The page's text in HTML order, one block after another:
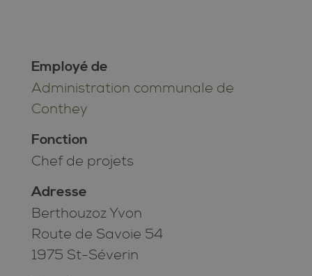
Employé de
Administration communale de
Conthey
Fonction
Chef de projets
Adresse
Berthouzoz Yvon
Route de Savoie 54
1975 St-Séverin